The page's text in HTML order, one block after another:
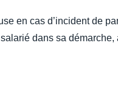
en cas d’incident de
dans sa